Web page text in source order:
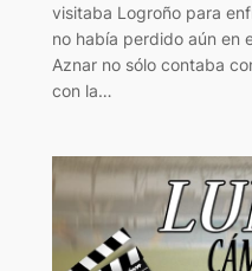
visitaba Logroño para
no había perdido aún en
Aznar no sólo contaba
con la…